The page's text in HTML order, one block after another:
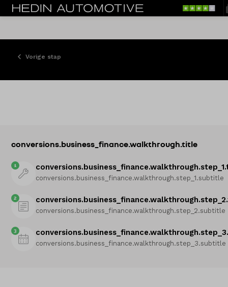
Vorige stap
conversions.business_finance.walkthrough.title
1
conversions.business_finance.walkthrough.step_1.subtitle
2
conversions.business_finance.walkthrough.step_2.subtitle
3
conversions.business_finance.walkthrough.step_3.subtitle